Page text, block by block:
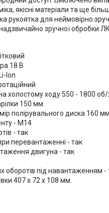
якісні матеріали та ще
рукоятка для неймовірно
зручної обробки
18 В
Ion
на холостому ходу 550 - 1800 об/
150 мм.
полірувального диска 160 мм.
- М14
- так
перевантаженні - так
двигуна - так
оборотів під навантаженням -
407 x 72 x 108 мм.